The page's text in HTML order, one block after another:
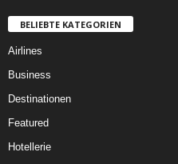
BELIEBTE KATEGORIEN
Airlines
Business
Destinationen
Featured
Hotellerie